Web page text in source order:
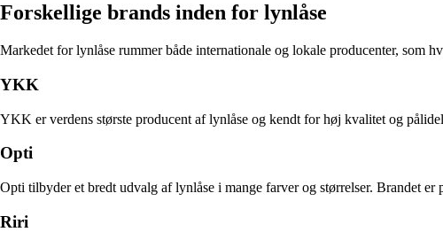
Forskellige brands inden for lynlåse
Markedet for lynlåse rummer både internationale og lokale producenter, som
YKK
YKK er verdens største producent af lynlåse og kendt for høj kvalitet og
Opti
Opti tilbyder et bredt udvalg af lynlåse i mange farver og størrelser. Brandet
Riri